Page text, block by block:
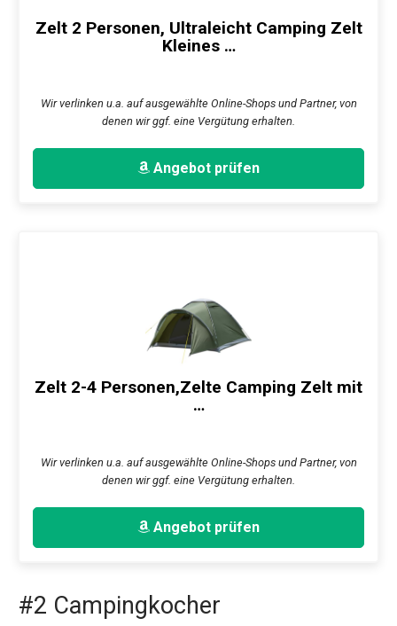
Zelt 2 Personen, Ultraleicht Camping Zelt
Kleines …
Wir verlinken u.a. auf ausgewählte Online-Shops und Partner, von
denen wir ggf. eine Vergütung erhalten.
Angebot prüfen
Zelt 2-4 Personen,Zelte Camping Zelt mit
…
Wir verlinken u.a. auf ausgewählte Online-Shops und Partner, von
denen wir ggf. eine Vergütung erhalten.
Angebot prüfen
#2 Campingkocher